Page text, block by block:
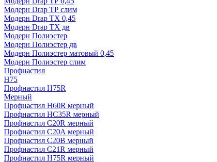
Модерн Drap ТР слим
Модерн Drap ТХ 0,45
Модерн Drap ТХ дв
Модерн Полиэстер
Модерн Полиэстер дв
Модерн Полиэстер матовый 0,45
Модерн Полиэстер слим
Профнастил
H75
Профнастил H75R
Мерный
Профнастил H60R мерный
Профнастил HC35R мерный
Профнастил С20R мерный
Профнастил С20А мерный
Профнастил С20В мерный
Профнастил С21R мерный
Профнастил Н75R мерный